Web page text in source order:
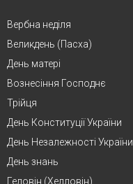
Вербна неділя
Великдень (Пасха)
День матері
Вознесіння Господнє
Трійця
День Конституції України
День Незалежності України
День знань
Геловін (Хелловін)